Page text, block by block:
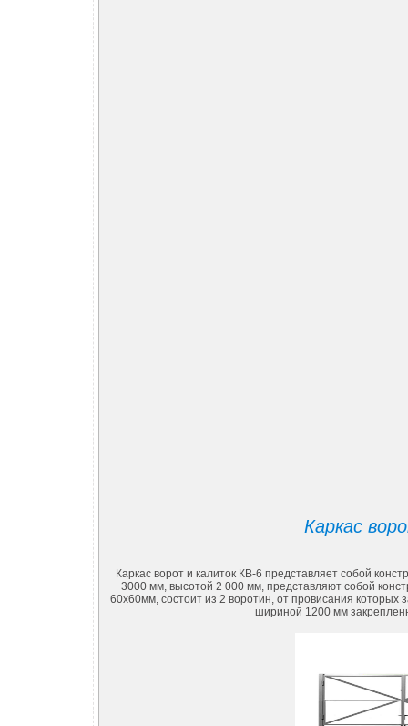
Каркас
Каркас ворот и калиток КВ-6 представляет собой
3000 мм, высотой 2 000 мм, представляют собой
60х60мм, состоит из 2 воротин, от провисания
шириной 1200 мм